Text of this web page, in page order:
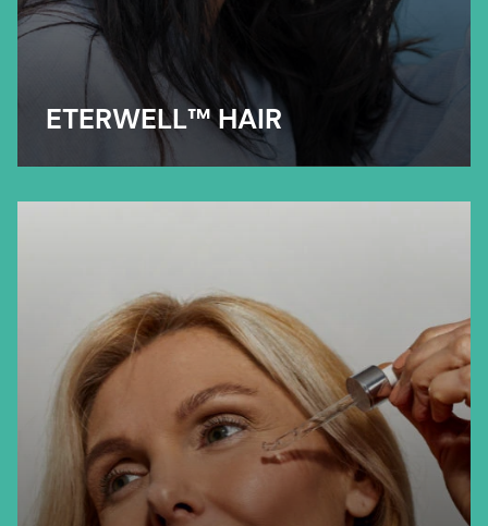
ETERWELL™ HAIR